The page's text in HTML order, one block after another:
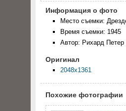
Информация о фото
Место съемки:
Время съемки: 1945
Автор: Рихард
Оригинал
2048x1361
Похожие фотографии